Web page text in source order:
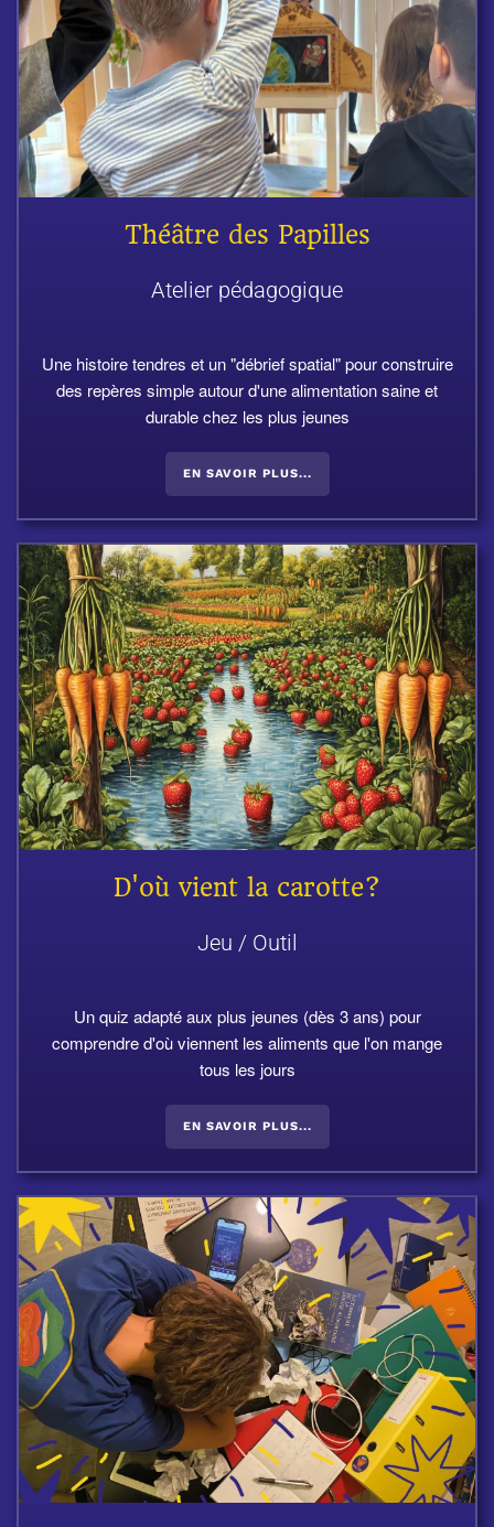
Théâtre des Papilles
Atelier pédagogique
Une histoire tendres et un "débrief spatial" pour construire
des repères simple autour d'une alimentation saine et
durable chez les plus jeunes
EN SAVOIR PLUS...
D'où vient la carotte?
Jeu / Outil
Un quiz adapté aux plus jeunes (dès 3 ans) pour
comprendre d'où viennent les aliments que l'on mange
tous les jours
EN SAVOIR PLUS...